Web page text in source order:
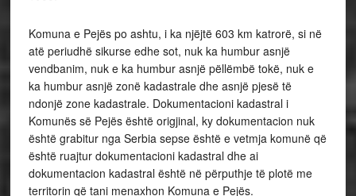
Komuna e Pejës po ashtu, i ka njëjtë 603 km katrorë, si në
atë periudhë sikurse edhe sot, nuk ka humbur asnjë
vendbanim, nuk e ka humbur asnjë pëllëmbë tokë, nuk e
ka humbur asnjë zonë kadastrale dhe asnjë pjesë të
ndonjë zone kadastrale. Dokumentacioni kadastral i
Komunës së Pejës është origjinal, ky dokumentacion nuk
është grabitur nga Serbia sepse është e vetmja komunë që
është ruajtur dokumentacioni kadastral dhe ai
dokumentacion kadastral është në përputhje të plotë me
territorin që tani menaxhon Komuna e Pejës.